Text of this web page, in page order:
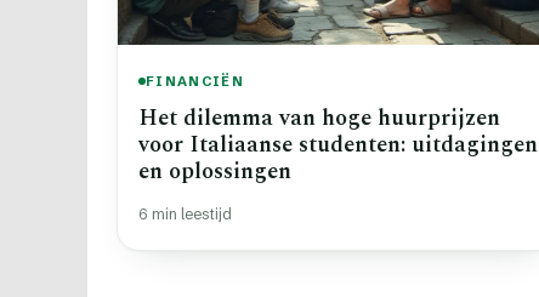
FINANCIËN
Het dilemma van hoge huurprijzen
voor Italiaanse studenten: uitdagingen
en oplossingen
6 min leestijd